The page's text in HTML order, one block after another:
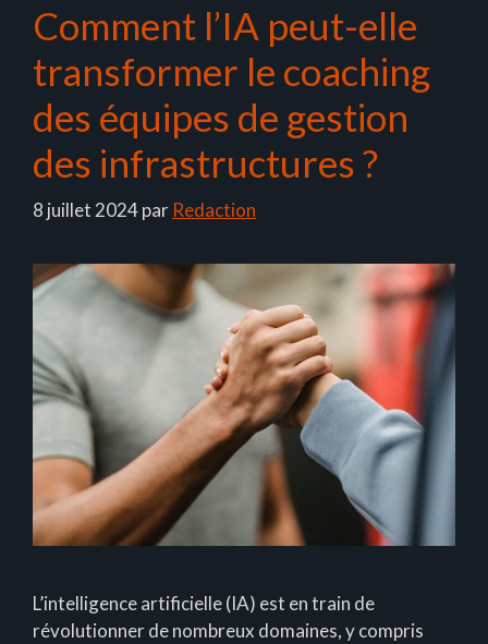
Comment l’IA peut-elle
transformer le coaching
des équipes de gestion
des infrastructures ?
8 juillet 2024par Redaction
L’intelligence artificielle (IA) est en train de
révolutionner de nombreux domaines, y compris